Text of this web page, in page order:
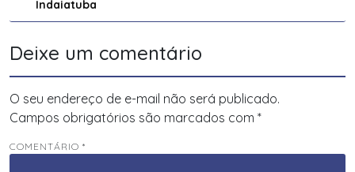
PostIndaiatuba
Deixe um comentário
O seu endereço de e-mail não será publicado.
Campos obrigatórios são marcados com *
COMENTÁRIO *